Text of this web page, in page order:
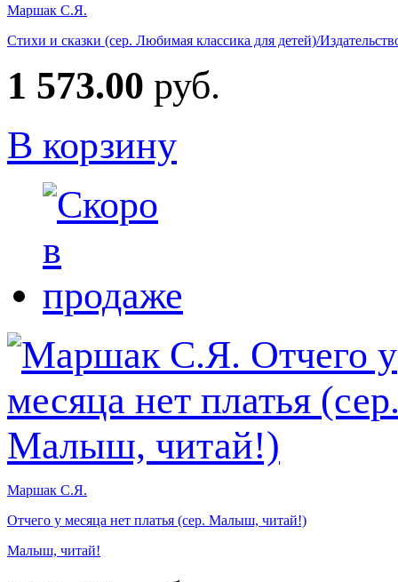
Маршак С.Я.
Стихи и сказки (сер. Любимая классика для детей)/
1 573.00 руб.
В корзину
Маршак С.Я.
Отчего у месяца нет платья (сер. Малыш, читай!)
Малыш, читай!